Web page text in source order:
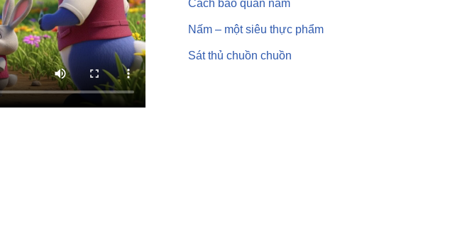
Cách bảo quản nấm
Nấm – một siêu thực phẩm
Sát thủ chuồn chuồn